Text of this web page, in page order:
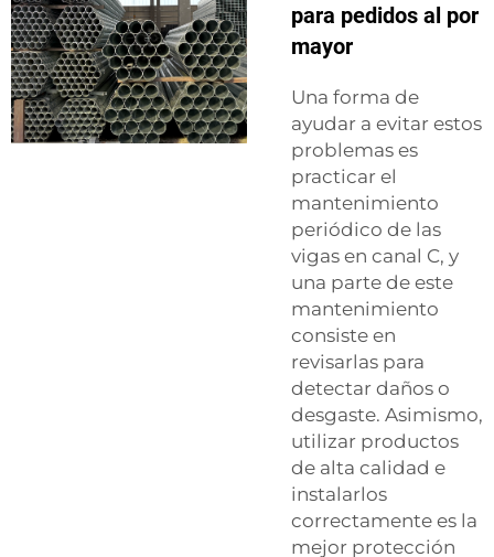
para pedidos al por
mayor
Una forma de
ayudar a evitar estos
problemas es
practicar el
mantenimiento
periódico de las
vigas en canal C, y
una parte de este
mantenimiento
consiste en
revisarlas para
detectar daños o
desgaste. Asimismo,
utilizar productos
de alta calidad e
instalarlos
correctamente es la
mejor protección